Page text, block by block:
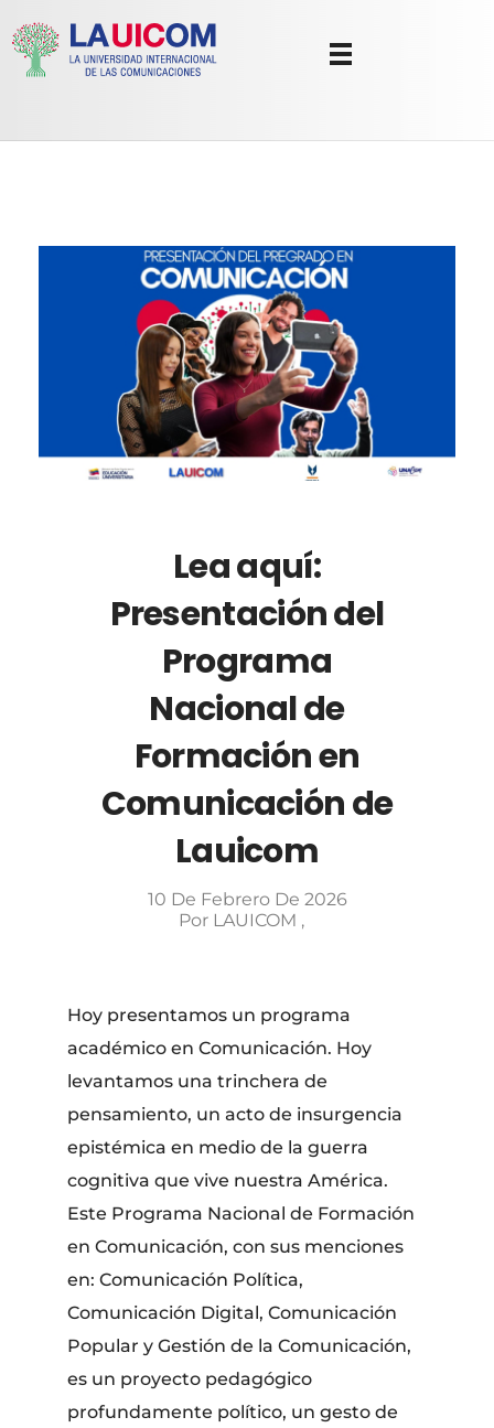
Lea aquí:
Presentación del
Programa
Nacional de
Formación en
Comunicación de
Lauicom
10 De Febrero De 2026
Por LAUICOM
Hoy presentamos un programa
académico en Comunicación. Hoy
levantamos una trinchera de
pensamiento, un acto de insurgencia
epistémica en medio de la guerra
cognitiva que vive nuestra América.
Este Programa Nacional de Formación
en Comunicación, con sus menciones
en: Comunicación Política,
Comunicación Digital, Comunicación
Popular y Gestión de la Comunicación,
es un proyecto pedagógico
profundamente político, un gesto de